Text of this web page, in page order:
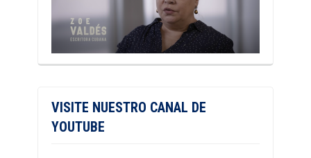
VISITE NUESTRO CANAL DE
YOUTUBE